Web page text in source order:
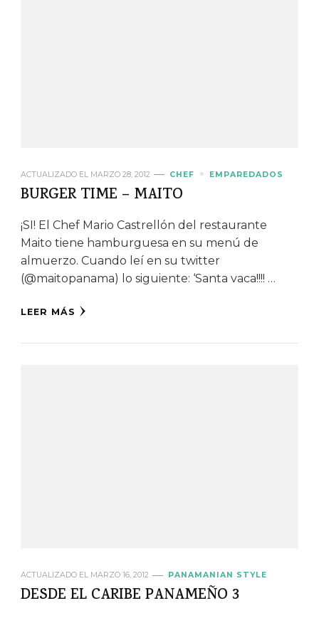
ACTUALIZADO EL MARZO 28, 2012 CHEF EMPAREDADOS
BURGER TIME – MAITO
¡SI! El Chef Mario Castrellón del restaurante
Maito tiene hamburguesa en su menú de
almuerzo. Cuando leí en su twitter
(@maitopanama) lo siguiente: ‘Santa vaca!!!! …
LEER MÁS
ACTUALIZADO EL MARZO 16, 2012 PANAMANIAN STYLE
DESDE EL CARIBE PANAMEÑO 3